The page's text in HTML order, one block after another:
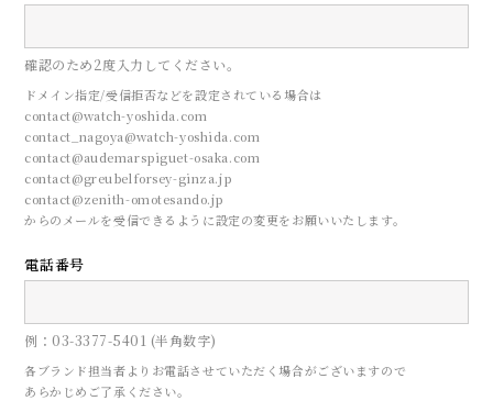
来店予約
確認のため2度入力してください。
ドメイン指定/受信拒否などを設定されている場合は
contact@watch-yoshida.com
contact_nagoya@watch-yoshida.com
contact@audemarspiguet-osaka.com
contact@greubelforsey-ginza.jp
contact@zenith-omotesando.jp
からのメールを受信できるように設定の変更をお願いいたします。
電話番号
例：03-3377-5401 (半角数字)
各ブランド担当者よりお電話させていただく場合がございますので
あらかじめご了承ください。